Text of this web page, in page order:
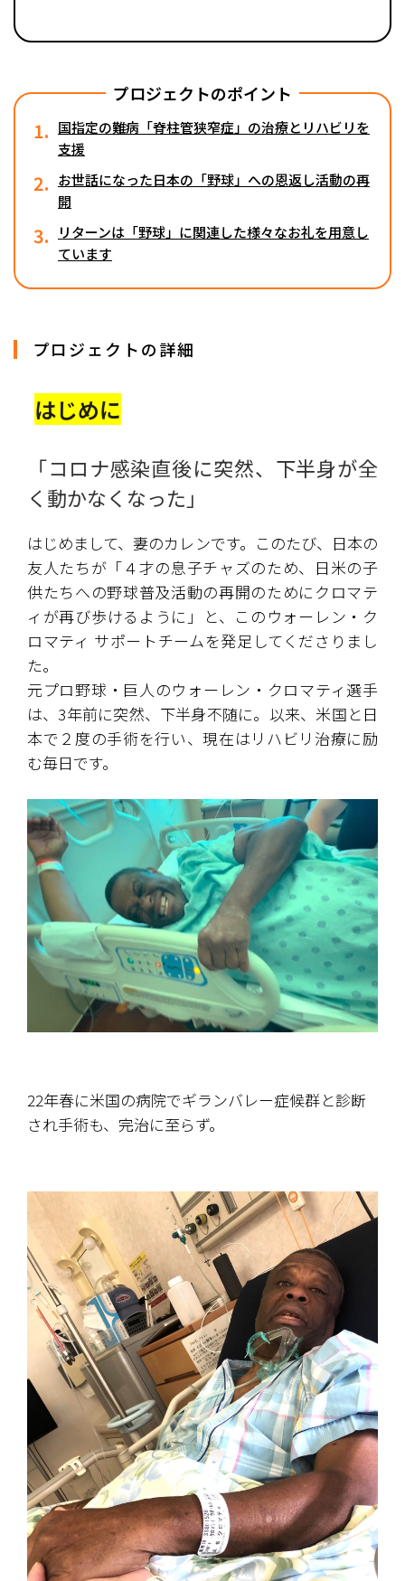
プロジェクトのポイント
1. 国指定の難病「脊柱管狭窄症」の治療とリハビリを
支援
2. お世話になった日本の「野球」への恩返し活動の再
開
3.
リターンは「野球」に関連した様々なお礼を用意し
ています
プロジェクトの詳細
はじめに
「コロナ感染直後に突然、下半身が全
く動かなくなった」
はじめまして、妻のカレンです。このたび、日本の
友人たちが「４才の息子チャズのため、日米の子
供たちへの野球普及活動の再開のためにクロマテ
ィが再び歩けるように」と、このウォーレン・ク
ロマティ サポートチームを発足してくださりまし
た。
元プロ野球・巨人のウォーレン・クロマティ選手
は、3年前に突然、下半身不随に。以来、米国と日
本で２度の手術を行い、現在はリハビリ治療に励
む毎日です。
22年春に米国の病院でギランバレー症候群と診断
され手術も、完治に至らず。